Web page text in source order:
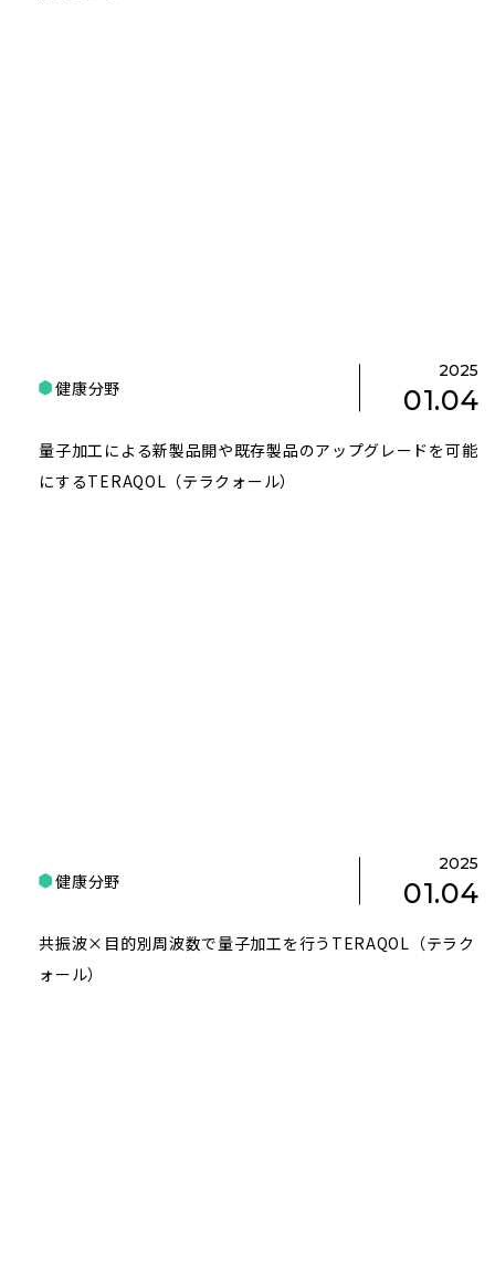
健康分野
2025
01.04
量子加工による新製品開や既存製品のアップグレードを可能
にするTERAQOL（テラクォール）
健康分野
2025
01.04
共振波×目的別周波数で量子加工を行うTERAQOL（テラク
ォール）